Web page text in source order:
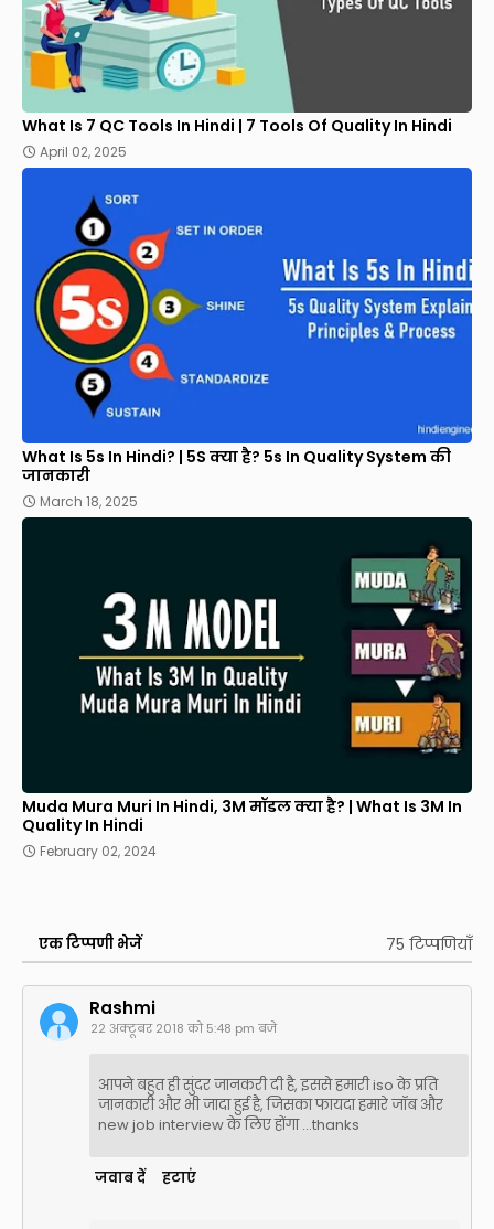
What Is 7 QC Tools In Hindi | 7 Tools Of Quality In Hindi
April 02, 2025
What Is 5s In Hindi? | 5S क्या है? 5s In Quality System की
जानकारी
March 18, 2025
Muda Mura Muri In Hindi, 3M मॉडल क्या है? | What Is 3M In
Quality In Hindi
February 02, 2024
एक टिप्पणी भेजें 75 टिप्पणियाँ
Rashmi
22 अक्टूबर 2018 को 5:48 pm बजे
आपने बहुत ही सुंदर जानकरी दी है, इससे हमारी iso के प्रति
जानकारी और भी जादा हुई है, जिसका फायदा हमारे जॉब और
new job interview के लिए होंगा ...thanks
जवाब दें हटाएं